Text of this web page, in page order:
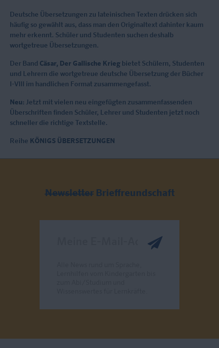
Deutsche Übersetzungen zu lateinischen Texten drücken sich
häufig so gewählt aus, dass man den Originaltext dahinter kaum
mehr erkennt. Schüler und Studenten suchen deshalb
wortgetreue Übersetzungen.
Der Band Cäsar, Der Gallische Krieg bietet Schülern, Studenten
und Lehrern die wortgetreue deutsche Übersetzung der Bücher
I-VIII im handlichen Format zusammengefasst.
Neu: Jetzt mit vielen neu eingefügten zusammenfassenden
Überschriften finden Schüler, Lehrer und Studenten jetzt noch
schneller die richtige Textstelle.
Reihe KÖNIGS ÜBERSETZUNGEN
Newsletter Brieffreundschaft